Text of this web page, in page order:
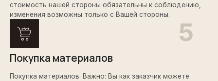
стоимость нашей стороны обязательны к соблюдению,
изменения возможны только с Вашей стороны.
Покупка материалов
Покупка материалов. Важно: Вы как заказчик можете